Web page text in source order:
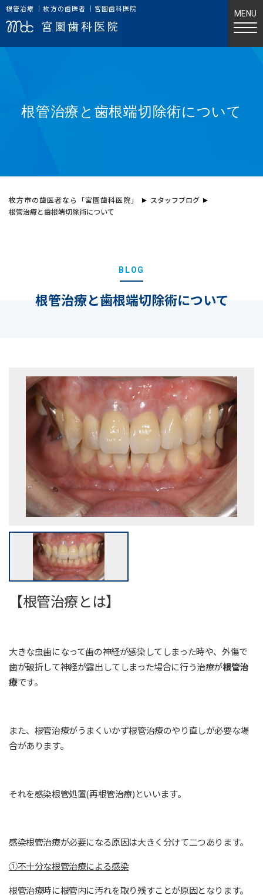
根管治療 ｜枚方の歯医者 ｜宮園歯科医院
根管治療と歯根端切除術について
枚方市の歯医者なら「宮園歯科医院」
スタッフブログ
根管治療と歯根端切除術について
BLOG
根管治療と歯根端切除術について
【根管治療とは】
大きな虫歯になって歯の神経が感染してしまった時や、外傷で
歯が破折して神経が露出してしまった場合に行う治療が根管治
療です。
また、根管治療がうまくいかず根管治療のやり直しが必要な場
合があります。
それを感染根管処置(再根管治療)といいます。
感染根管治療が必要になる原因は大きく分けて二つあります。
①不十分な根管治療による感染
根管治療時に根管内に汚れを取り残すことが原因となります。